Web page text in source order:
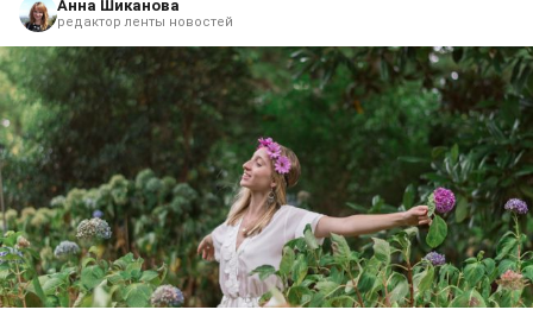
Анна Шиканова
редактор ленты новостей